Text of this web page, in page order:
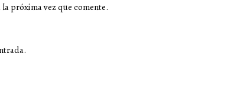
próxima vez que comente.